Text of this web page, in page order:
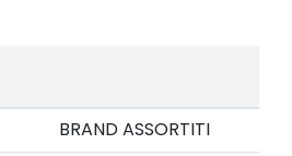
BRAND ASSORTITI